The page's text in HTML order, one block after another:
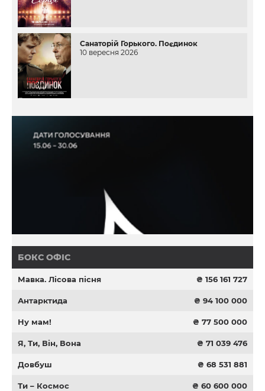
Санаторій Горького. Поєдинок
10 вересня 2026
БОКС ОФІС
Мавка. Лісова пісня ₴ 156 161 727
Антарктида ₴ 94 100 000
Ну мам! ₴ 77 500 000
Я, Ти, Він, Вона ₴ 71 039 476
Довбуш ₴ 68 531 881
Ти – Космос ₴ 60 600 000